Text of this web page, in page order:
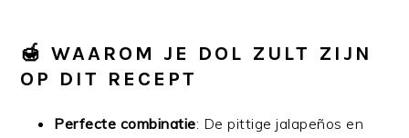
🍯WAAROM JE DOL ZULT ZIJN
OP DIT RECEPT
Perfecte combinatie: De pittige jalapeños en